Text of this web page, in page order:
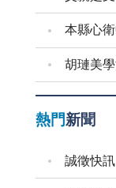
熱門新聞
誠徵快訊